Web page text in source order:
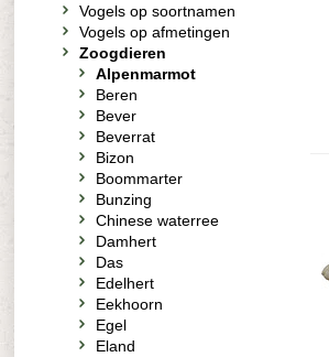
Vogels op soortnamen
Vogels op afmetingen
Zoogdieren
Alpenmarmot
Beren
Bever
Beverrat
Bizon
Boommarter
Bunzing
Chinese waterree
Damhert
Das
Edelhert
Eekhoorn
Egel
Eland